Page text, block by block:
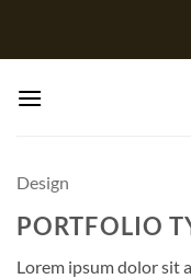
Design
PORTFOLIO
Lorem ipsum dolor sit